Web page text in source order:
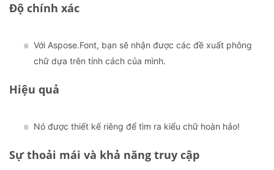
Độ chính xác
Với Aspose.Font, bạn sẽ nhận được các đề xuất phông
chữ dựa trên tính cách của mình.
Hiệu quả
Nó được thiết kế riêng để tìm ra kiểu chữ hoàn hảo!
Sự thoải mái và khả năng truy cập